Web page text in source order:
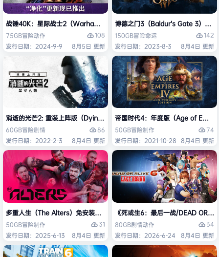
战锤40K：星际战士2（Warhammer 40,000: Space Marine 2）免安装
75GB冒险动作
108
发行日期：2024-9-9
8月5日 更新
博德之门3（Baldur’s Gate 3）免安
150GB冒险命运
142
发行日期：2023-8-3
8月4日 更新
消逝的光芒2: 重装上阵版（Dying Light 2 Stay Human: Reloaded
60GB冒险剧情
86
发行日期：2022-2-3
8月4日 更新
帝国时代4：年度版（Age of
50GB冒险制作
74
发行日期：2021-10-28 8月4日 更新
多重人生（The Alters）免安装中文版
50GB冒险制作
31
发行日期：2025-6-13
8月4日 更新
《死或生6：最后一战/DEAD OR
80GB剧情动作
34
发行日期：2026-6-24
8月4日 更新